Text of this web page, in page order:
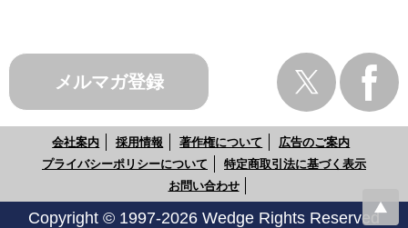
メルマガ登録
会社案内 採用情報 著作権について
広告のご案内
プライバシーポリシーについて
特定商取引法に基づく表示
お問い合わせ
Copyright © 1997-2026 Wedge Rights Reserved